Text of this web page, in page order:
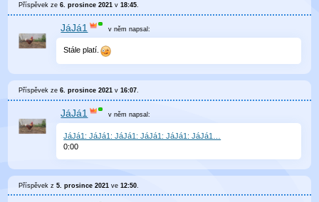
Příspěvek ze6. prosince 2021 v18:45
JáJá1 v něm napsal:
Stále platí.
Příspěvek ze6. prosince 2021 v16:07.
JáJá1 v něm napsal:
JáJá1: JáJá1: JáJá1: JáJá1: JáJá1: JáJá1…
0:00
Příspěvek z5. prosince 2021 ve12:50